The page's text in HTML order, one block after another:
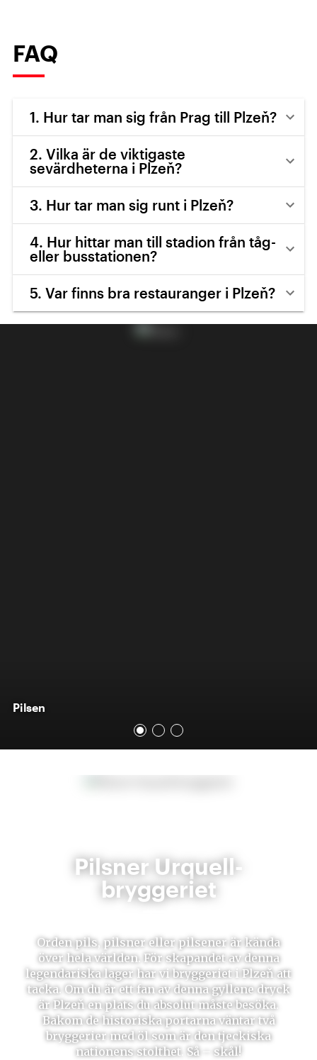
FAQ
1. Hur tar man sig från Prag till Plzeň?
2. Vilka är de viktigaste
sevärdheterna i Plzeň?
3. Hur tar man sig runt i Plzeň?
4. Hur hittar man till stadion från tåg-
eller busstationen?
5. Var finns bra restauranger i Plzeň?
Pilsen
Pilsner Urquell-
bryggeriet
Orden pils, pilsner eller pilsener är kända
över hela världen. För skapandet av denna
legendariska lager har vi bryggeriet i Plzeň att
tacka. Om du är ett fan av denna gyllene dryck
är Plzeň en plats du absolut måste besöka.
Bakom de historiska portarna väntar två
bryggerier med öl som är den tjeckiska
nationens stolthet. Så – skål!